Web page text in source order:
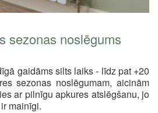
sezonas noslēgums
gaidāms silts laiks - līdz pat +20
sezonas noslēgumam, aicinām
ar pilnīgu apkures atslēgšanu, jo
mainīgi.